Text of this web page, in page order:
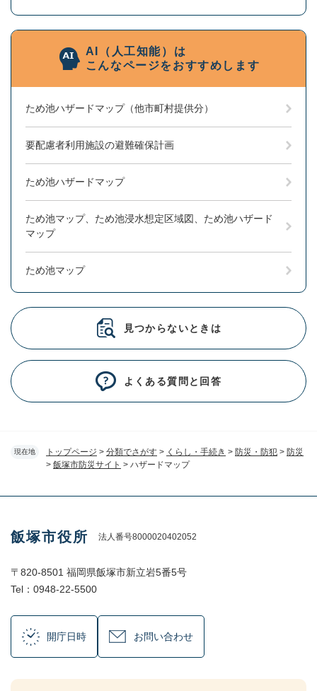
現在地 トップページ > 分類でさがす > くらし・手続き > 防災・防犯 > 防災
> 飯塚市防災サイト > ハザードマップ
AI（人工知能）は
こんなページをおすすめします
ため池ハザードマップ（他市町村提供分）
要配慮者利用施設の避難確保計画
ため池ハザードマップ
ため池マップ、ため池浸水想定区域図、ため池ハザード
マップ
ため池マップ
見つからないときは
よくある質問と回答
飯塚市役所 法人番号8000020402052
〒820-8501 福岡県飯塚市新立岩5番5号
Tel：0948-22-5500
開庁日時 お問い合わせ